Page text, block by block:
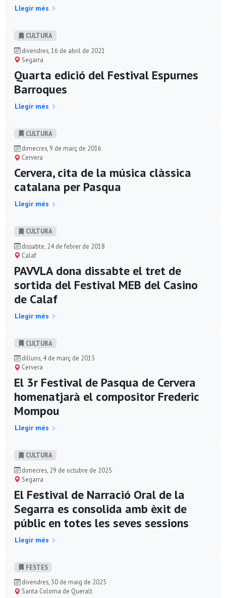
Llegir més
CULTURA
divendres, 16 de abril de 2021
Segarra
Quarta edició del Festival Espurnes
Barroques
Llegir més
CULTURA
dimecres, 9 de març de 2016
Cervera
Cervera, cita de la música clàssica
catalana per Pasqua
Llegir més
CULTURA
dissabte, 24 de febrer de 2018
Calaf
PAVVLA dona dissabte el tret de
sortida del Festival MEB del Casino
de Calaf
Llegir més
CULTURA
dilluns, 4 de març de 2013
Cervera
El 3r Festival de Pasqua de Cervera
homenatjarà el compositor Frederic
Mompou
Llegir més
CULTURA
dimecres, 29 de octubre de 2025
Segarra
El Festival de Narració Oral de la
Segarra es consolida amb èxit de
públic en totes les seves sessions
Llegir més
FESTES
divendres, 30 de maig de 2025
Santa Coloma de Queralt